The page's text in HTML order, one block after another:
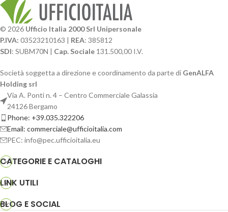
© 2026 Ufficio Italia 2000 Srl Unipersonale
P.IVA: 03523210163 | REA: 385812
SDI: SUBM70N | Cap. Sociale 131.500,00 I.V.
Società soggetta a direzione e coordinamento da parte di GenALFA
Holding srl
Via A. Ponti n. 4 – Centro Commerciale Galassia
24126 Bergamo
Phone: +39.035.322206
Email: commerciale@ufficioitalia.com
PEC: info@pec.ufficioitalia.eu
CATEGORIE E CATALOGHI
LINK UTILI
BLOG E SOCIAL